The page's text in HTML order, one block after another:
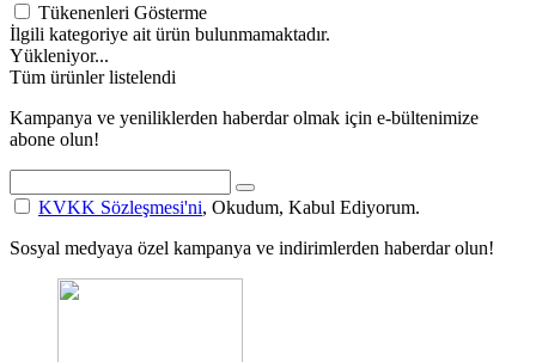
Tükenenleri Gösterme
İlgili kategoriye ait ürün bulunmamaktadır.
Yükleniyor...
Tüm ürünler listelendi
Kampanya ve yeniliklerden haberdar olmak için e-bültenimize
abone olun!
KVKK Sözleşmesi'ni, Okudum, Kabul Ediyorum.
Sosyal medyaya özel kampanya ve indirimlerden haberdar olun!